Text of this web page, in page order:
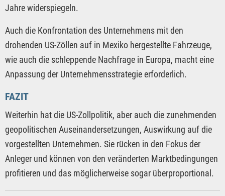
Jahre widerspiegeln.
Auch die Konfrontation des Unternehmens mit den
drohenden US-Zöllen auf in Mexiko hergestellte Fahrzeuge,
wie auch die schleppende Nachfrage in Europa, macht eine
Anpassung der Unternehmensstrategie erforderlich.
FAZIT
Weiterhin hat die US-Zollpolitik, aber auch die zunehmenden
geopolitischen Auseinandersetzungen, Auswirkung auf die
vorgestellten Unternehmen. Sie rücken in den Fokus der
Anleger und können von den veränderten Marktbedingungen
profitieren und das möglicherweise sogar überproportional.